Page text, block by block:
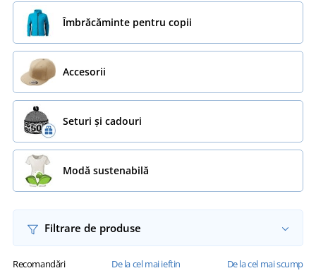
Îmbrăcăminte pentru copii
Accesorii
Seturi și cadouri
Modă sustenabilă
Filtrare de produse
Recomandări De la cel mai ieftin De la cel mai scump